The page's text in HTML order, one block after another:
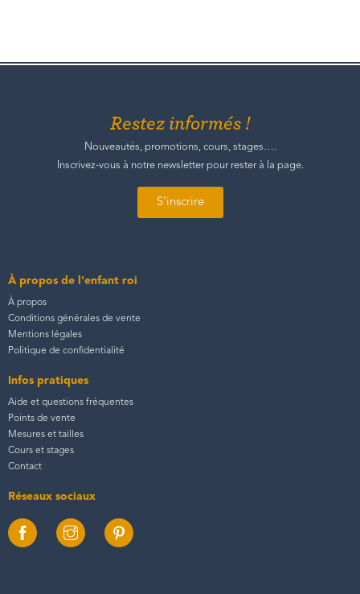
Restez informés !
Nouveautés, promotions, cours, stages….
Inscrivez-vous à notre newsletter pour rester à la page.
S'inscrire
À propos de l'enfant roi
À propos
Conditions générales de vente
Mentions légales
Politique de confidentialité
Infos pratiques
Aide et questions fréquentes
Points de vente
Mesures et tailles
Cours et stages
Contact
Réseaux sociaux